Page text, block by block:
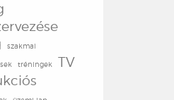
szakmai
tréningek
TV